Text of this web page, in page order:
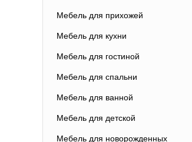
Мебель для прихожей
Мебель для кухни
Мебель для гостиной
Мебель для спальни
Мебель для ванной
Мебель для детской
Мебель для новорожденных